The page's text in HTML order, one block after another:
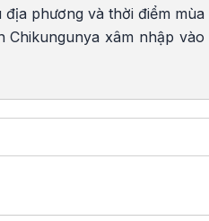
phương và thời điểm mùa
xâm nhập vào